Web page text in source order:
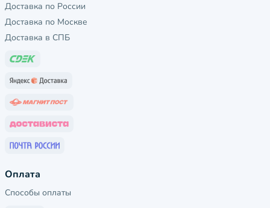
Доставка по России
Доставка по Москве
Доставка в СПБ
Оплата
Способы оплаты